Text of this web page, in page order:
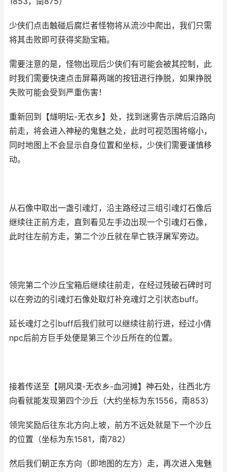
少侠们点击触碰后腐烂者怪物将从流沙中爬出，我们只需
将其击败即可获得奖励宝箱。
需要注意的是，怪物出现后少侠们有可能会被其控制，此
时我们需要快速点击屏幕两端的按钮进行挣脱，如果挣脱
失败可能会受到严重伤害！
重新回到【燧明坛-无衣乡】处，找到迷雾告示牌后沿路向
前走，将会进入神秘的鬼魅之处，此时可视范围将缩小，
同时地图上不会显示自身位置和坐标，少侠们需要谨慎移
动。
从石像中取出一盏引魂灯，沿主路经过三组引魂灯石像后
继续往正前方走，直到看见左手边出现一个引魂灯石像，
此时往左前方走，第二个沙丘就在旱亡铁浮屠军旁边。
领完第二个沙丘宝箱后继续往前走，在经过残破石碑时可
以在旁边的引魂灯石像处取灯补充魂灯之引状态buff。
延长魂灯之引buff后我们就可以继续往前行进，经过小倩
npc后前方巨手处便是第三个沙丘所在的位置。
接着传送至【朔风漠-无衣乡-血河摊】神石处，往西北方
向看就能发现第四个沙丘（大约坐标为东1556，南853）
领完奖励后往东北方向上坡，前方不远处就是下一个沙丘
的位置（坐标为东1581，南782）
然后我们朝正东方向（即地图的左方）走，再次进入鬼魅